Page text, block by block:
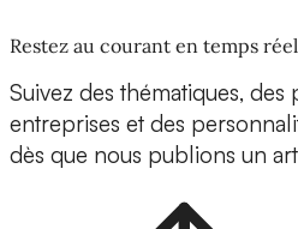
Restez au courant en temps
Suivez des thématiques, des
entreprises et des
dès que nous publions un